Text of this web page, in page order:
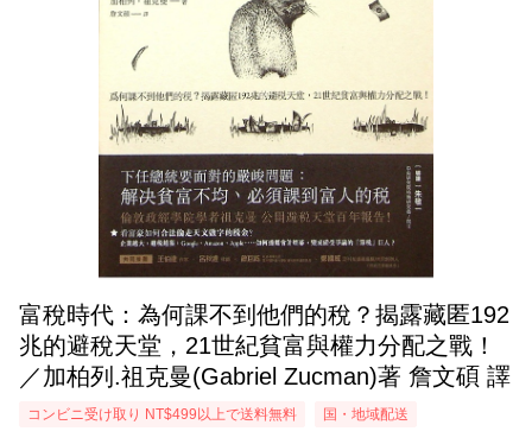
富稅時代：為何課不到他們的稅？揭露藏匿192
兆的避稅天堂，21世紀貧富與權力分配之戰！
／加柏列.祖克曼(Gabriel Zucman)著 詹文碩 譯
コンビニ受け取り NT$499以上で送料無料 国・地域配送